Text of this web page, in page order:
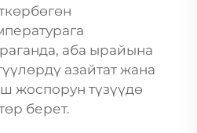
аба ырайына
азайтат жана
жоспорун түзүүдө
берет.